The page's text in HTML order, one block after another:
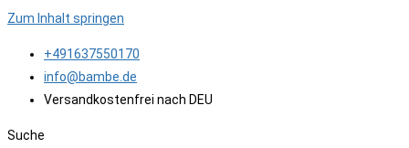
Zum Inhalt springen
+491637550170
info@bambe.de
Versandkostenfrei nach DEU
Suche